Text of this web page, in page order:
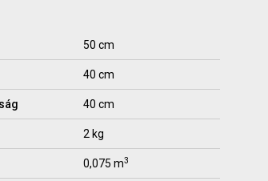
50 cm
40 cm
40 cm
2 kg
0,075 m3